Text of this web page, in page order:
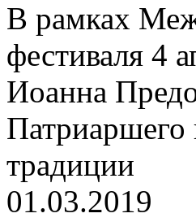
В рамках
фестиваля 4
Иоанна
Патриаршего
традиции
01.03.2019